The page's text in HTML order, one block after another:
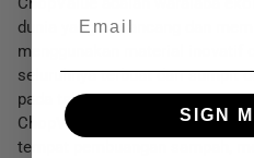
dunia yang merancang dan
menggunakan material inovatif
seluruhnya terbuat dari sumpit
pada tahun 2016, pendekatan
ChopValue telah
tempat pembuangan sampah,
SIGN